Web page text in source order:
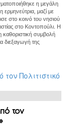
η μεγάλη
μαζί με
στο κοινό του νησιού
στο Κοντοπούλι. Η
καθοριστική συμβολή
διεξαγωγή της
τον